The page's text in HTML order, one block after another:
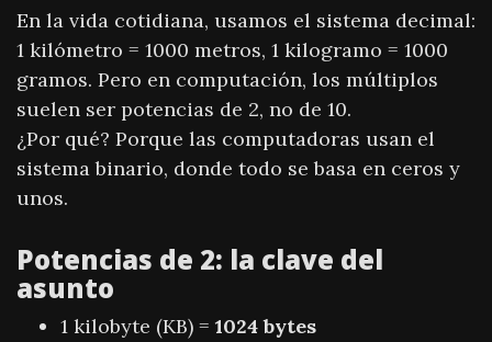
En la vida cotidiana, usamos el sistema decimal:
1 kilómetro = 1000 metros, 1 kilogramo = 1000
gramos. Pero en computación, los múltiplos
suelen ser potencias de 2, no de 10.
¿Por qué? Porque las computadoras usan el
sistema binario, donde todo se basa en ceros y
unos.
Potencias de 2: la clave del
asunto
1 kilobyte (KB) = 1024 bytes